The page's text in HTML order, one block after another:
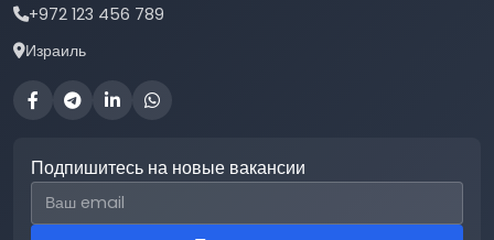
+972 123 456 789
Израиль
Подпишитесь на новые вакансии
Email для подписки